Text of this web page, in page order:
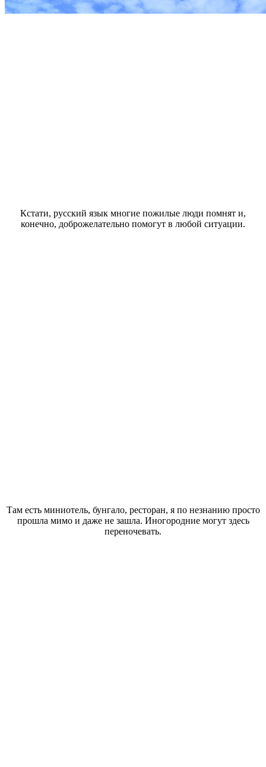
Кстати, русский язык многие пожилые люди помнят и,
конечно, доброжелательно помогут в любой ситуации.
Там есть миниотель, бунгало, ресторан, я по незнанию просто
прошла мимо и даже не зашла. Иногородние могут здесь
переночевать.